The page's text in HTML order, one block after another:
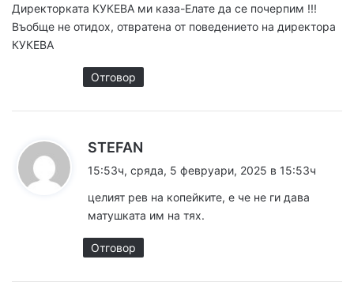
Директорката КУКЕВА ми каза-Елате да се почерпим !!!
Въобще не отидох, отвратена от поведението на директора
КУКЕВА
Отговор
STEFAN
а
:
15:53ч, сряда, 5 февруари, 2025 в 15:53ч
целият рев на копейките, е че не ги дава
матушката им на тях.
Отговор